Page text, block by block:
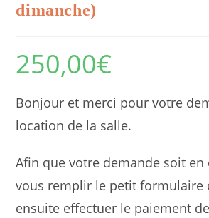
dimanche)
250,00€
Bonjour et merci pour votre
location de la salle.
Afin que votre demande soit en
vous remplir le petit formulaire
ensuite effectuer le paiement